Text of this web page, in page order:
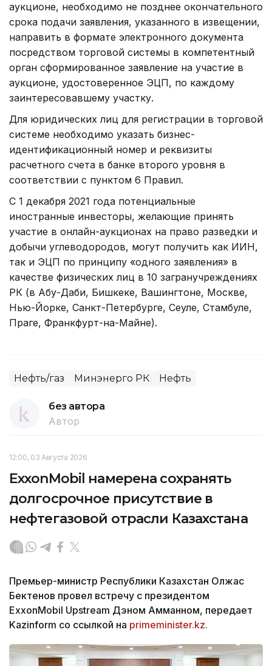
аукционе, необходимо не позднее окончательного
срока подачи заявления, указанного в извещении,
направить в формате электронного документа
посредством торговой системы в компетентный
орган сформированное заявление на участие в
аукционе, удостоверенное ЭЦП, по каждому
заинтересовавшему участку.
Для юридических лиц для регистрации в торговой
системе необходимо указать бизнес-
идентификационный номер и реквизиты
расчетного счета в банке второго уровня в
соответствии с пунктом 6 Правил.
С 1 декабря 2021 года потенциальные
иностранные инвесторы, желающие принять
участие в онлайн-аукционах на право разведки и
добычи углеводородов, могут получить как ИИН,
так и ЭЦП по принципу «одного заявления» в
качестве физических лиц в 10 загранучреждениях
РК (в Абу-Даби, Бишкеке, Вашингтоне, Москве,
Нью-Йорке, Санкт-Петербурге, Сеуле, Стамбуле,
Праге, Франкфурт-на-Майне).
Нефть/газ Минэнерго РК Нефть
без автора
Автор
12:00, 03 Августа 2026
ExxonMobil намерена сохранять
долгосрочное присутствие в
нефтегазовой отрасли Казахстана
Премьер-министр Республики Казахстан Олжас
Бектенов провел встречу с президентом
ExxonMobil Upstream Дэном Амманном, передает
Kazinform со ссылкой на primeminister.kz.